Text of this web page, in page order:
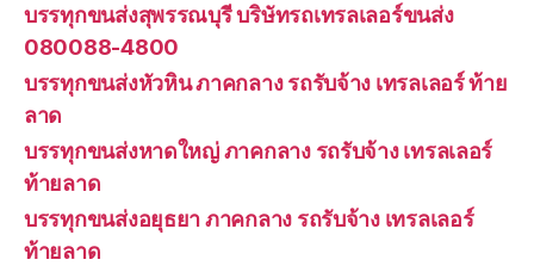
บรรทุกขนส่งสุพรรณบุรี บริษัทรถเทรลเลอร์ขนส่ง
080088-4800
บรรทุกขนส่งหัวหิน ภาคกลาง รถรับจ้าง เทรลเลอร์ ท้าย
ลาด
บรรทุกขนส่งหาดใหญ่ ภาคกลาง รถรับจ้าง เทรลเลอร์
ท้ายลาด
บรรทุกขนส่งอยุธยา ภาคกลาง รถรับจ้าง เทรลเลอร์
ท้ายลาด